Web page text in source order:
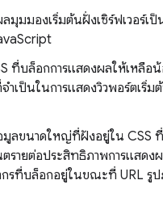
มุมมองเริ่มต้นฝั่งเซิร์ฟเวอร์เป็
ที่บล็อกการแสดงผลให้เหลือ
ำเป็นในการแสดงวิวพอร์ตเริ่
มูลขนาดใหญ่ที่ฝังอยู่ใน CSS
รายต่อประสิทธิภาพการแสดง
รที่บล็อกอยู่ในขณะที่ URL รูป